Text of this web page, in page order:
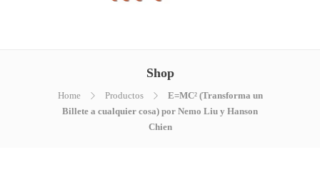
Shop
Home Productos
E=MC² (Transforma un
Billete a cualquier cosa) por Nemo Liu y Hanson
Chien